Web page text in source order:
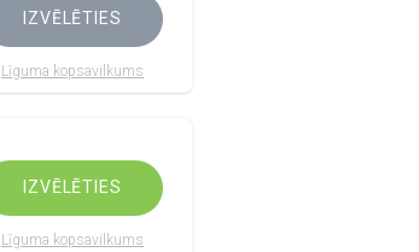
IZVĒLĒTIES
Līguma kopsavilkums
IZVĒLĒTIES
Līguma kopsavilkums